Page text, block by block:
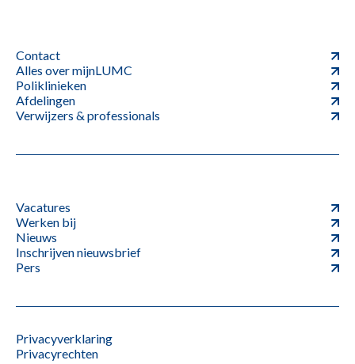
Contact
Alles over mijnLUMC
Poliklinieken
Afdelingen
Verwijzers & professionals
Vacatures
Werken bij
Nieuws
Inschrijven nieuwsbrief
Pers
Privacyverklaring
Privacyrechten